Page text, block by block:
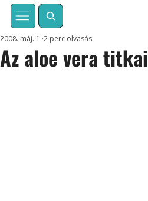
Az aloe vera titkai
2008. máj. 1. 2 perc olvasás